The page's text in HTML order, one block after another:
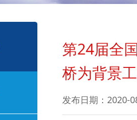
第24届全
桥为背景
发布日期：